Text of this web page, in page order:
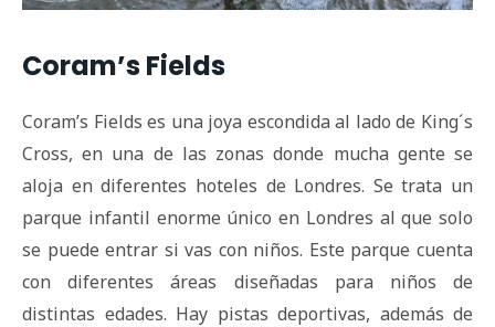
Coram’s Fields
Coram’s Fields es una joya escondida al lado de King´s
Cross, en una de las zonas donde mucha gente se
aloja en diferentes hoteles de Londres. Se trata un
parque infantil enorme único en Londres al que solo
se puede entrar si vas con niños. Este parque cuenta
con diferentes áreas diseñadas para niños de
distintas edades. Hay pistas deportivas, además de